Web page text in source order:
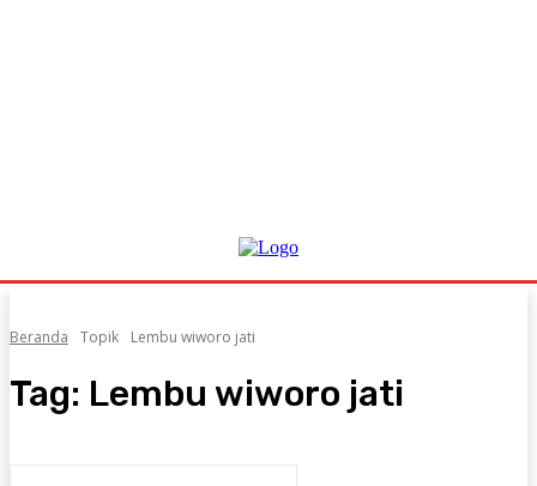
Beranda Topik Lembu wiworo jati
Tag: Lembu wiworo jati